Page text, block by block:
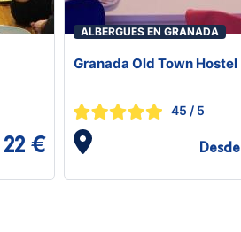
22 €
ALBERGUES EN GRANADA
Granada Old Town Hostel
45 / 5
Desde